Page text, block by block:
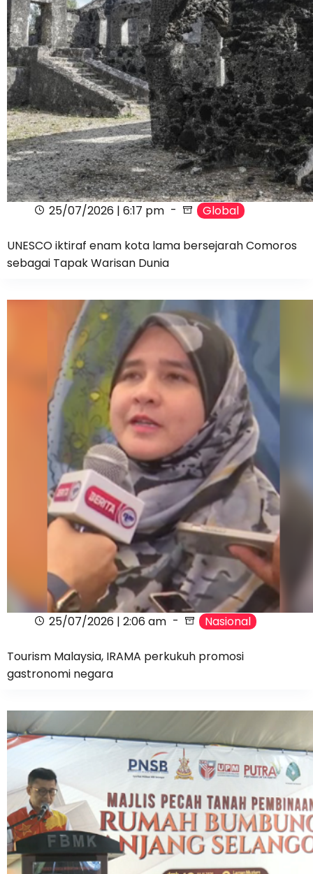
25/07/2026 | 6:17 pm Global
UNESCO iktiraf enam kota lama bersejarah Comoros
sebagai Tapak Warisan Dunia
25/07/2026 | 2:06 am Nasional
Tourism Malaysia, IRAMA perkukuh promosi
gastronomi negara